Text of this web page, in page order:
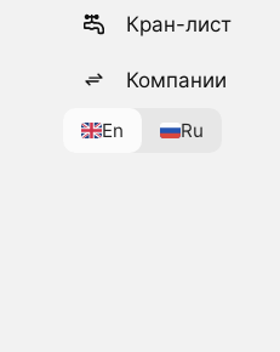
Кран-лист
Компании
En Ru